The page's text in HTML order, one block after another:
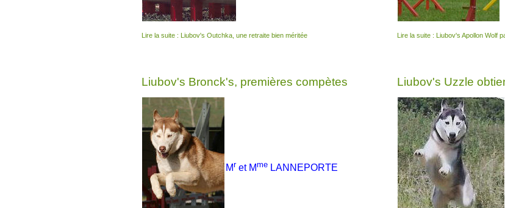
Lire la suite : Liubov's Outchka, une retraite bien méritée Lire la suite : Liubov's Apollon Wolf
Liubov's Bronck's, premières compètes
Mr et Mme LANNEPORTE
Liubov's Uzzle